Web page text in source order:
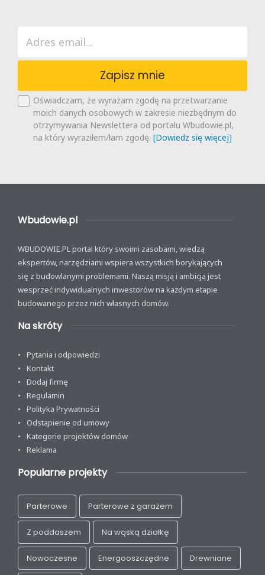
Zapisz mnie
Oświadczam, że wyrażam zgodę na przetwarzanie
moich danych osobowych w zakresie niezbędnym do
otrzymywania Newslettera od portalu Wbudowie.pl,
na który wyraziłem/łam zgodę. [Dowiedz się więcej]
Wbudowie.pl
WBUDOWIE.PL portal który swoimi zasobami, wiedzą
ekspertów, narzędziami wspiera wszystkich borykających
się z budowlanymi problemami. Naszą misją i ambicją jest
wesprzeć indywidualnych inwestorów na każdym etapie
budowanego przez nich własnych domów.
Na skróty
Pytania i odpowiedzi
Kontakt
Dodaj firmę
Regulamin
Polityka Prywatności
Odstąpienie od umowy
Kategorie projektów domów
Reklama
Popularne projekty
Parterowe Parterowe z garażem
Z poddaszem Na wąską działkę
Nowoczesne Energooszczędne Drewniane